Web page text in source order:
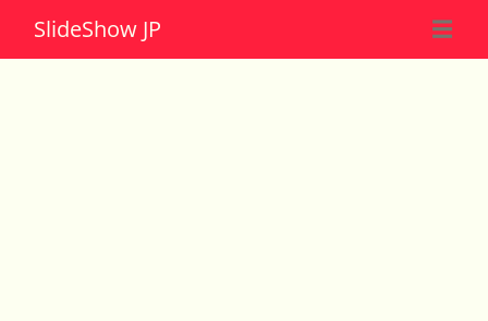
SlideShow JP ☰